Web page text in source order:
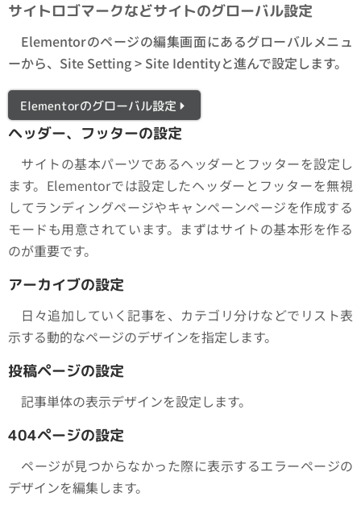
サイトロゴマークなどサイトのグローバル設定
Elementorのページの編集画面にあるグローバルメニュ
ーから、Site Setting > Site Identityと進んで設定します。
Elementorのグローバル設定
ヘッダー、フッターの設定
サイトの基本パーツであるヘッダーとフッターを設定し
ます。Elementorでは設定したヘッダーとフッターを無視
してランディングページやキャンペーンページを作成する
モードも用意されています。まずはサイトの基本形を作る
のが重要です。
アーカイブの設定
日々追加していく記事を、カテゴリ分けなどでリスト表
示する動的なページのデザインを指定します。
投稿ページの設定
記事単体の表示デザインを設定します。
404ページの設定
ページが見つからなかった際に表示するエラーページの
デザインを編集します。